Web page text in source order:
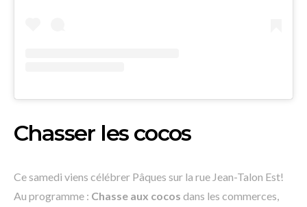
Chasser les cocos
Ce samedi viens célébrer Pâques sur la rue Jean-Talon Est!
Au programme : Chasse aux cocos dans les commerces,